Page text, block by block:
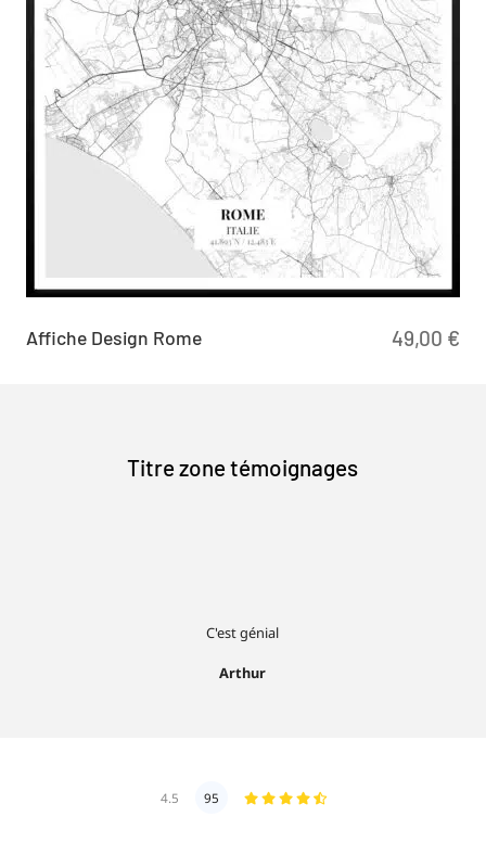
49,00 €
Affiche Design Rome
Titre zone témoignages
C'est génial
Arthur
4.5 95